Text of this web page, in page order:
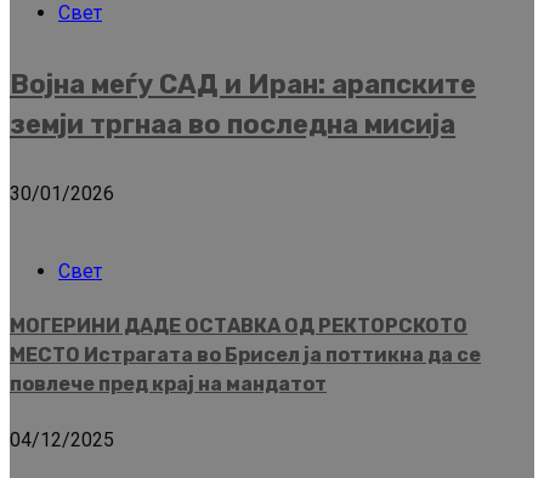
Свет
Војна меѓу САД и Иран: арапските
земји тргнаа во последна мисија
30/01/2026
Свет
МОГЕРИНИ ДАДЕ ОСТАВКА ОД РЕКТОРСКОТО
МЕСТО Истрагата во Брисел ја поттикна да се
повлече пред крај на мандатот
04/12/2025